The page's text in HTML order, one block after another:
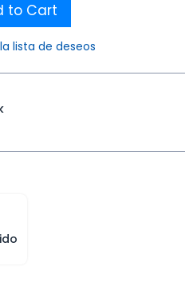
to Cart
lista de deseos